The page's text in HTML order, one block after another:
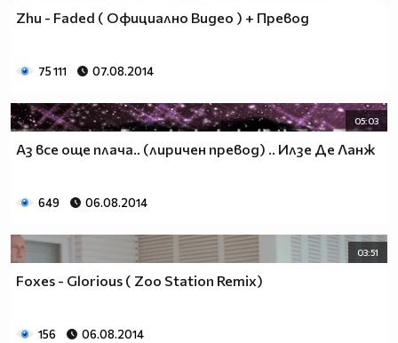
Zhu - Faded ( Официално Видео ) + Превод
75 111 07.08.2014
05:03
Аз все още плача.. (лиричен превод) .. Илзе Де Ланж
649 06.08.2014
03:51
Foxes - Glorious ( Zoo Station Remix)
156 06.08.2014